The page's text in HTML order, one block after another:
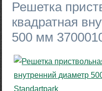
Решетка
квадратная
500 мм